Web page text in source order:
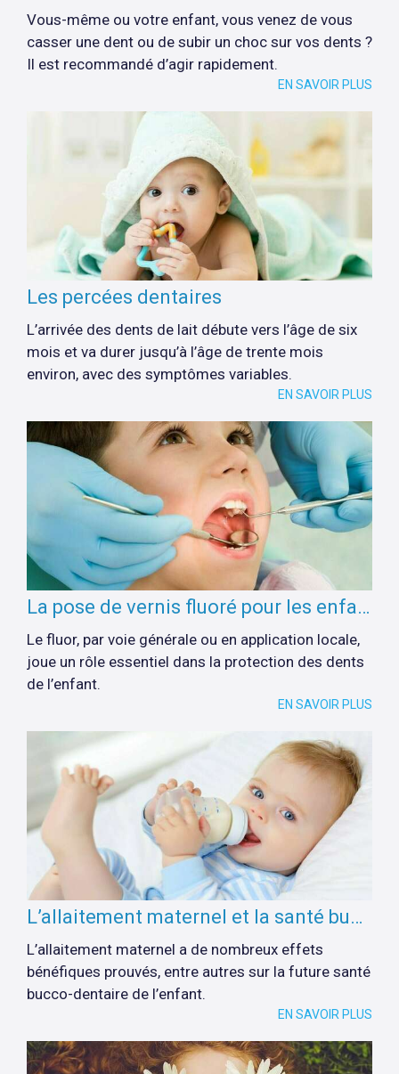
Vous-même ou votre enfant, vous venez de vous
casser une dent ou de subir un choc sur vos dents ?
Il est recommandé d’agir rapidement.
EN SAVOIR PLUS
Les percées dentaires
L’arrivée des dents de lait débute vers l’âge de six
mois et va durer jusqu’à l’âge de trente mois
environ, avec des symptômes variables.
EN SAVOIR PLUS
La pose de vernis fluoré pour les enfants et les jeunes adultes de 3 à 24 ans
Le fluor, par voie générale ou en application locale,
joue un rôle essentiel dans la protection des dents
de l’enfant.
EN SAVOIR PLUS
L’allaitement maternel et la santé bucco-dentaire de l’enfant
L’allaitement maternel a de nombreux effets
bénéfiques prouvés, entre autres sur la future santé
bucco-dentaire de l’enfant.
EN SAVOIR PLUS